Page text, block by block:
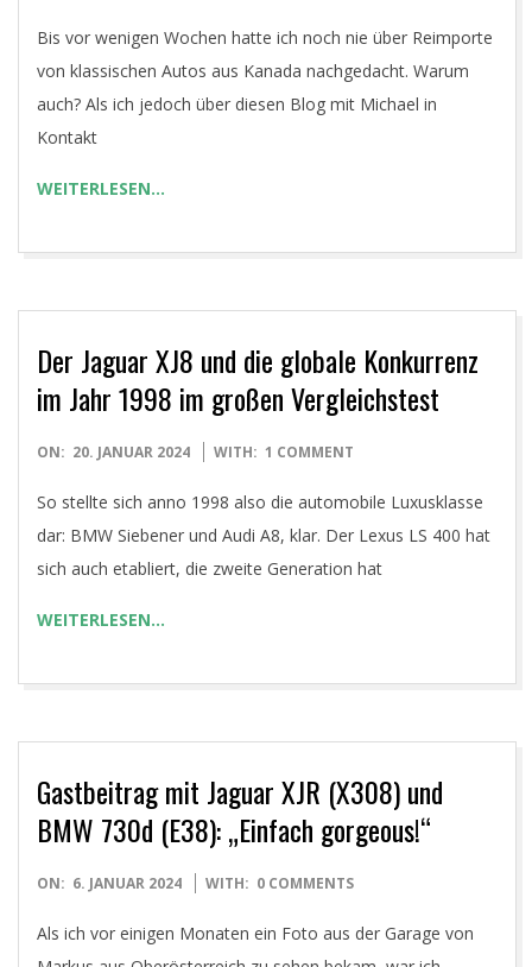
Bis vor wenigen Wochen hatte ich noch nie über Reimporte
von klassischen Autos aus Kanada nachgedacht. Warum
auch? Als ich jedoch über diesen Blog mit Michael in
Kontakt
WEITERLESEN…
Der Jaguar XJ8 und die globale Konkurrenz
im Jahr 1998 im großen Vergleichstest
2024-
ON: 20. JANUAR 2024 WITH: 1 COMMENT
So stellte sich anno 1998 also die automobile Luxusklasse
dar: BMW Siebener und Audi A8, klar. Der Lexus LS 400 hat
sich auch etabliert, die zweite Generation hat
WEITERLESEN…
Gastbeitrag mit Jaguar XJR (X308) und
BMW 730d (E38): „Einfach gorgeous!“
2024-
ON: 6. JANUAR 2024 WITH: 0 COMMENTS
Als ich vor einigen Monaten ein Foto aus der Garage von